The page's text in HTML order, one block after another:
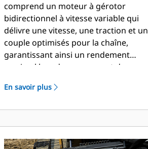
comprend un moteur à gérotor
bidirectionnel à vitesse variable qui
délivre une vitesse, une traction et un
couple optimisés pour la chaîne,
garantissant ainsi un rendement
maximal lors du creusement de
de sols.
En savoir plus